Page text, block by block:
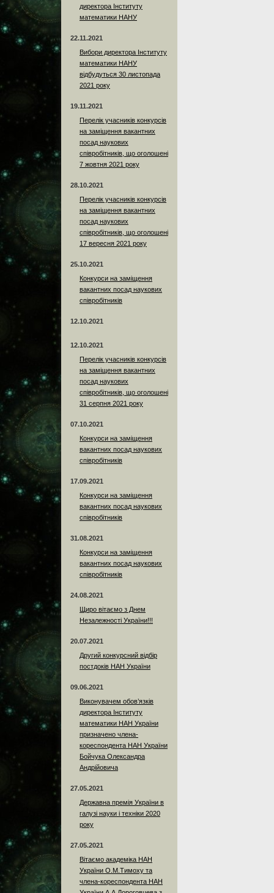
директора Інституту
математики НАНУ
22.11.2021
Вибори директора Інституту
математики НАНУ
відбудуться 30 листопада
2021 року
19.11.2021
Перелік учасників конкурсів
на заміщення вакантних
посад наукових
співробітників, що оголошені
7 жовтня 2021 року
28.10.2021
Перелік учасників конкурсів
на заміщення вакантних
посад наукових
співробітників, що оголошені
17 вересня 2021 року
25.10.2021
Конкурси на заміщення
вакантних посад наукових
співробітників
12.10.2021
12.10.2021
Перелік учасників конкурсів
на заміщення вакантних
посад наукових
співробітників, що оголошені
31 серпня 2021 року
07.10.2021
Конкурси на заміщення
вакантних посад наукових
співробітників
17.09.2021
Конкурси на заміщення
вакантних посад наукових
співробітників
31.08.2021
Конкурси на заміщення
вакантних посад наукових
співробітників
24.08.2021
Щиро вітаємо з Днем
Незалежності України!!!
20.07.2021
Другий конкурсний відбір
постдоків НАН України
09.06.2021
Виконувачем обов’язків
директора Інституту
математики НАН України
призначено члена-
кореспондента НАН України
Бойчука Олександра
Андрійовича
27.05.2021
Державна премія України в
галузі науки і техніки 2020
року
27.05.2021
Вітаємо академіка НАН
України О.М.Тимоху та
члена-кореспондента НАН